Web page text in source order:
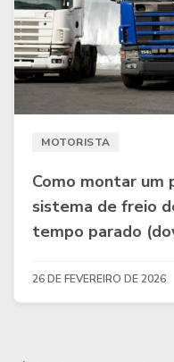
MOTORISTA
Como montar um
sistema de freio
tempo parado
26 DE FEVEREIRO DE 2026